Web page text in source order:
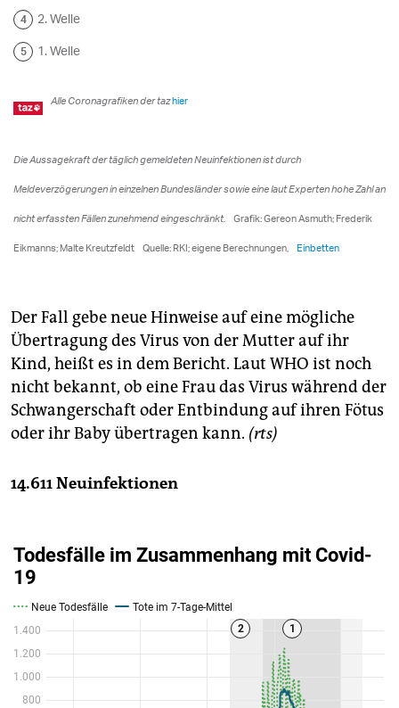
Der Fall gebe neue Hinweise auf eine mögliche
Übertragung des Virus von der Mutter auf ihr
Kind, heißt es in dem Bericht. Laut WHO ist noch
nicht bekannt, ob eine Frau das Virus während der
Schwangerschaft oder Entbindung auf ihren Fötus
oder ihr Baby übertragen kann. (rts)
14.611 Neuinfektionen